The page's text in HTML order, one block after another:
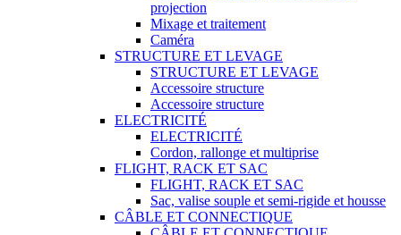
projection
Mixage et traitement
Caméra
STRUCTURE ET LEVAGE
STRUCTURE ET LEVAGE
Accessoire structure
Accessoire structure
ELECTRICITÉ
ELECTRICITÉ
Cordon, rallonge et multiprise
FLIGHT, RACK ET SAC
FLIGHT, RACK ET SAC
Sac, valise souple et semi-rigide et housse
CÂBLE ET CONNECTIQUE